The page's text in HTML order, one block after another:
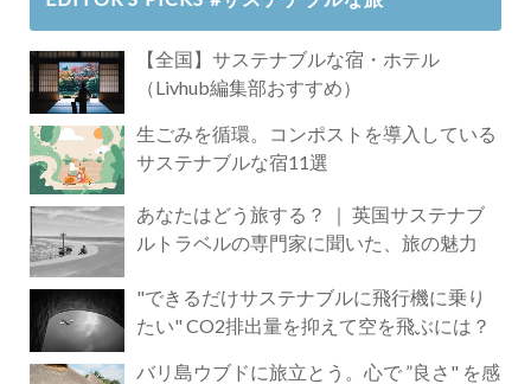
【全国】サステナブルな宿・ホテル
（Livhub編集部おすすめ）
生ごみを循環。コンポストを導入している
サステナブルな宿11選
あなたはどう旅する？ ｜ 英国サステナブ
ルトラベルの専門家に聞いた、旅の魅力
"できるだけサステナブルに飛行機に乗り
たい" CO2排出量を抑えて空を飛ぶには？
バリ島ウブドに旅立とう。心で ”良さ" を感